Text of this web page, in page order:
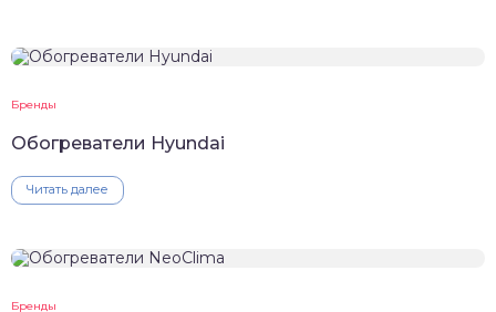
Бренды
Обогреватели Hyundai
Читать далее
Бренды